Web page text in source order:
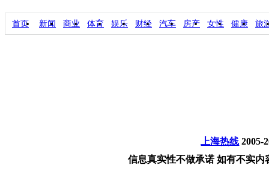
首页 新闻 商业 体育 娱乐 财经 汽车 房产 女性 健康 旅
上海热线 2005-
信息真实性不做承诺 如有不实内